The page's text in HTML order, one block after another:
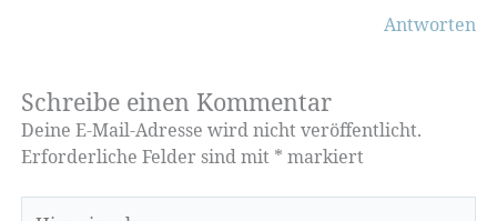
Antworten
Schreibe einen Kommentar
Deine E-Mail-Adresse wird nicht veröffentlicht.
Erforderliche Felder sind mit * markiert